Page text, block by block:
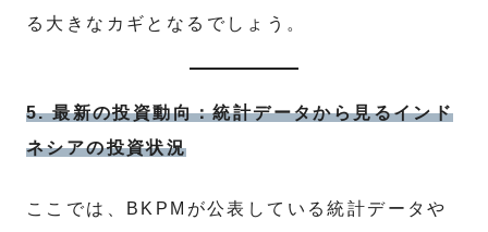
る大きなカギとなるでしょう。
5. 最新の投資動向：統計データから見るインド
ネシアの投資状況
ここでは、BKPMが公表している統計データや